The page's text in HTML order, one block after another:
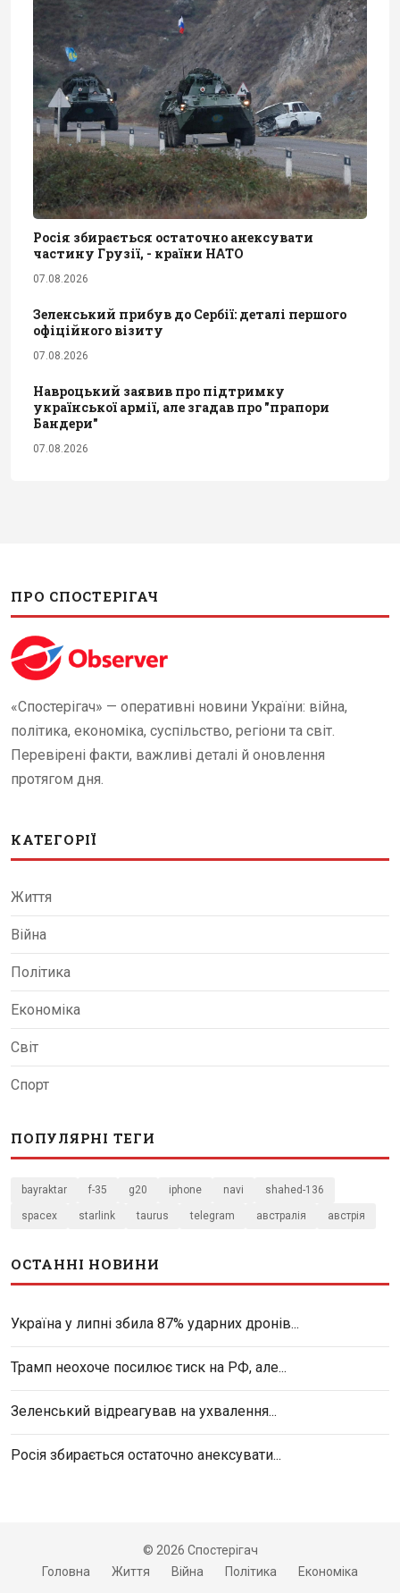
Росія збирається остаточно анексувати
частину Грузії, - країни НАТО
07.08.2026
Зеленський прибув до Сербії: деталі першого
офіційного візиту
07.08.2026
Навроцький заявив про підтримку
української армії, але згадав про "прапори
Бандери"
07.08.2026
ПРО СПОСТЕРІГАЧ
«Спостерігач» — оперативні новини України: війна,
політика, економіка, суспільство, регіони та світ.
Перевірені факти, важливі деталі й оновлення
протягом дня.
КАТЕГОРІЇ
Життя
Війна
Політика
Економіка
Світ
Спорт
ПОПУЛЯРНІ ТЕГИ
bayraktar f-35 g20 iphone navi shahed-136
spacex starlink taurus telegram австралія австрія
ОСТАННІ НОВИНИ
Україна у липні збила 87% ударних дронів...
Трамп неохоче посилює тиск на РФ, але...
Зеленський відреагував на ухвалення...
Росія збирається остаточно анексувати...
© 2026 Спостерігач
Головна
Життя Війна Політика Економіка